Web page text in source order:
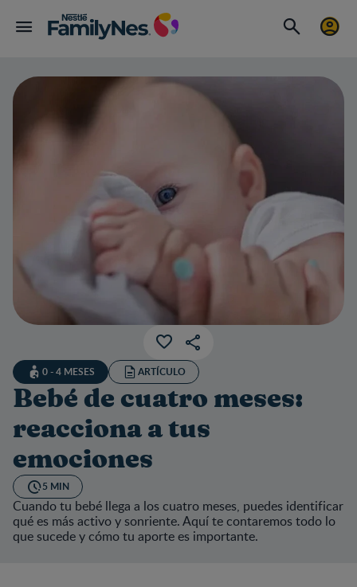
0 - 4 MESES ARTÍCULO
Bebé de cuatro meses:
reacciona a tus
emociones
5 MIN
Cuando tu bebé llega a los cuatro meses, puedes identificar
qué es más activo y sonriente. Aquí te contaremos todo lo
que sucede y cómo tu aporte es importante.